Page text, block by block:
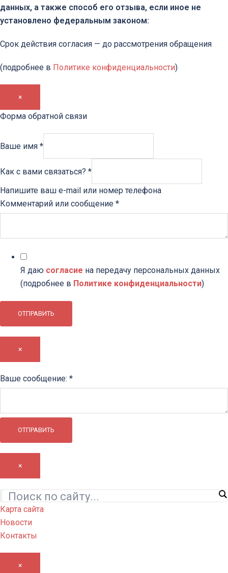
данных, а также способ его отзыва, если иное не
установлено федеральным законом:
Срок действия согласия — до рассмотрения обращения
(подробнее в Политике конфиденциальности)
×
Форма обратной связи
Ваше имя *
Как с вами связаться? *
Напишите ваш e-mail или номер телефона
Комментарий или сообщение *
Я даю согласие на передачу персональных данных
(подробнее в Политике конфиденциальности)
ОТПРАВИТЬ
×
сообщение:
Ваше
Ваше сообщение: *
ОТПРАВИТЬ
×
Карта сайта
Новости
Контакты
×